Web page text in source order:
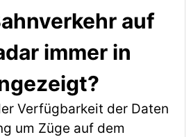
auf
immer in
Verfügbarkeit der Daten
um Züge auf dem